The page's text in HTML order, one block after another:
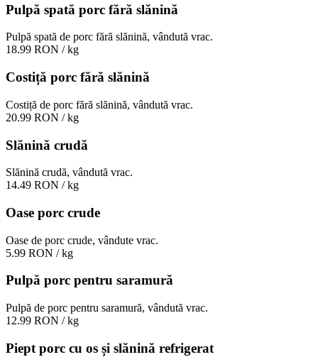
Pulpă spată porc fără slănină
Pulpă spată de porc fără slănină, vândută vrac.
18.99 RON / kg
Costiță porc fără slănină
Costiță de porc fără slănină, vândută vrac.
20.99 RON / kg
Slănină crudă
Slănină crudă, vândută vrac.
14.49 RON / kg
Oase porc crude
Oase de porc crude, vândute vrac.
5.99 RON / kg
Pulpă porc pentru saramură
Pulpă de porc pentru saramură, vândută vrac.
12.99 RON / kg
Piept porc cu os și slănină refrigerat